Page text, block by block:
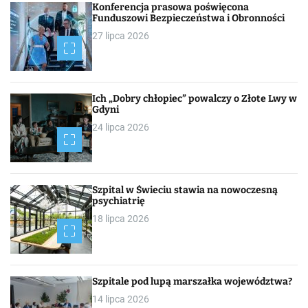
Konferencja prasowa poświęcona
Funduszowi Bezpieczeństwa i Obronności
27 lipca 2026
Ich „Dobry chłopiec” powalczy o Złote Lwy w
Gdyni
24 lipca 2026
Szpital w Świeciu stawia na nowoczesną
psychiatrię
18 lipca 2026
Szpitale pod lupą marszałka województwa?
14 lipca 2026